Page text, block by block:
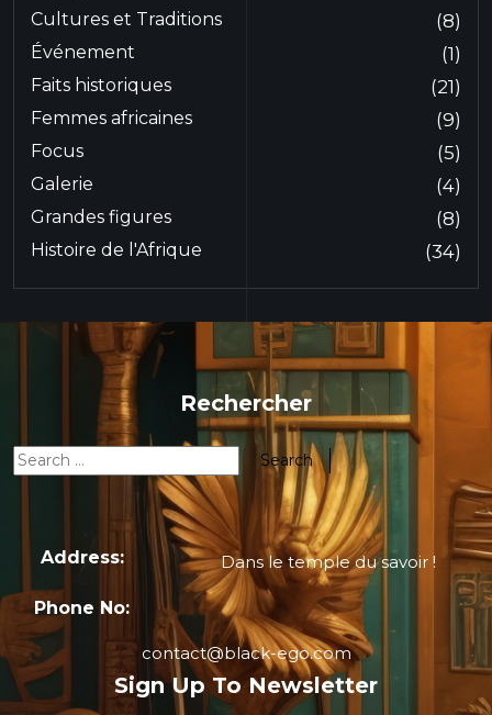
Cultures et Traditions (8)
Événement (1)
Faits historiques (21)
Femmes africaines (9)
Focus (5)
Galerie (4)
Grandes figures (8)
Histoire de l'Afrique (34)
Rechercher
Address: Dans le temple du savoir !
Phone No:
contact@black-ego.com
Sign Up To Newsletter